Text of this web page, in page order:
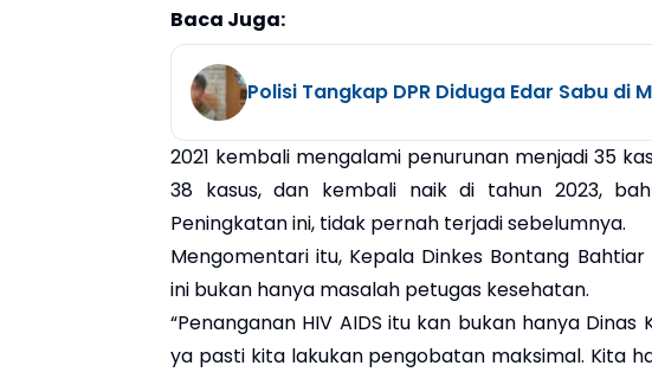
Baca Juga:
Polisi Tangkap DPR Diduga Edar Sabu di
2021 kembali mengalami penurunan menjadi 35
38 kasus, dan kembali naik di tahun 2023,
Peningkatan ini, tidak pernah terjadi sebelumnya.
Mengomentari itu, Kepala Dinkes Bontang
ini bukan hanya masalah petugas kesehatan.
“Penanganan HIV AIDS itu kan bukan hanya
ya pasti kita lakukan pengobatan maksimal. Kita